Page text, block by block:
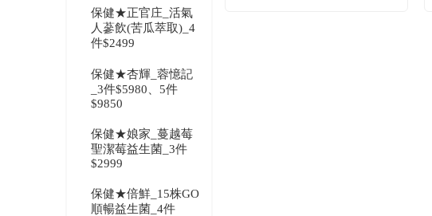
保健★正官庄_活氣
人蔘飲(苦瓜萃取)_4
件$2499
保健★杏輝_蓉憶記
_3件$5980、5件
$9850
保健★娘家_蔓越莓
聖潔莓益生菌_3件
$2999
保健★倍鮮_15株GO
順暢益生菌_4件